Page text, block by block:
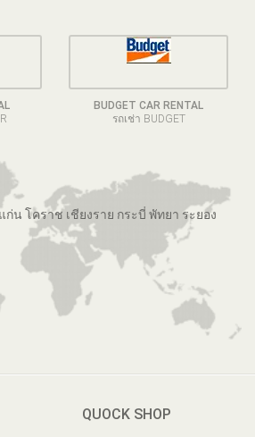
BUDGET CAR RENTAL
รถเช่า BUDGET
ก่น โคราช เชียงราย กระบี่ พัทยา ระยอง
QUOCK SHOP